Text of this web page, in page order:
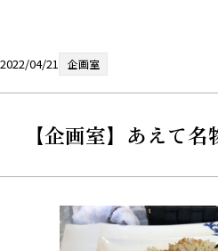
2022/04/21 企画室
【企画室】あえて